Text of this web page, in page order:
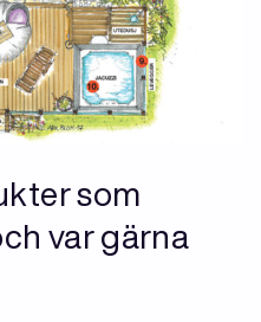
som
var gärna